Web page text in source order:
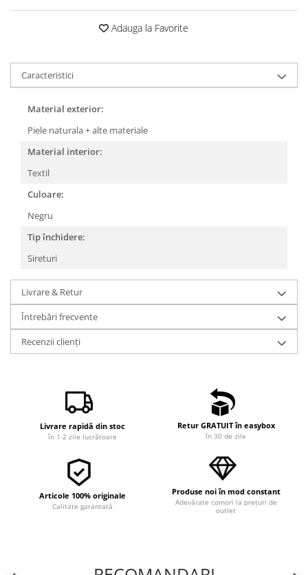
Adauga la Favorite
Caracteristici
Material exterior:
Piele naturala + alte materiale
Material interior:
Textil
Culoare:
Negru
Tip închidere:
Sireturi
Livrare & Retur
Întrebări frecvente
Recenzii clienți
Livrare rapidă din stoc
în 1-2 zile lucrătoare
Retur GRATUIT în easybox
în 30 de zile
Articole 100% originale
Calitate garantată
Produse noi în mod constant
Adevărate comori la prețuri de
outlet